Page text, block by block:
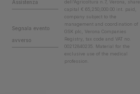
Assistenza
Segnala evento
avverso
dell'Agricoltura n.7, Verona, share
capital € 65,250,000.00 int. paid,
company subject to the
management and coordination of
GSK plc, Verona Companies
Registry, tax code and VAT no.
00212840235. Material for the
exclusive use of the medical
profession.